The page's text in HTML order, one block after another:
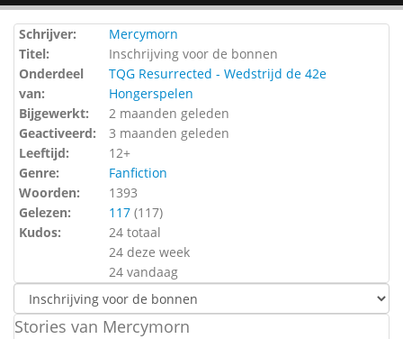
Schrijver:
Mercymorn
Titel:
Inschrijving voor de bonnen
Onderdeel
van:
TQG Resurrected - Wedstrijd de 42e
Hongerspelen
Bijgewerkt:
2 maanden geleden
Geactiveerd:
3 maanden geleden
Leeftijd:
12+
Genre:
Fanfiction
Woorden:
1393
Gelezen:
117 (117)
Kudos:
24 totaal
24 deze week
24 vandaag
Stories van Mercymorn